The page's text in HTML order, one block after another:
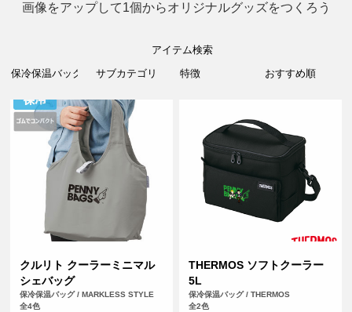
画像をアップして1個からオリジナルグッズをつくろう
アイテム検索
クルリト クーラーミニマル
シェバッグ
保冷保温バッグ / MARKLESS STYLE
全4色
THERMOS ソフトクーラー
5L
保冷保温バッグ / THERMOS
全2色